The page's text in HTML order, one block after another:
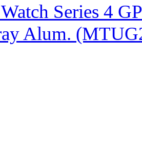
Series 4
Alum.